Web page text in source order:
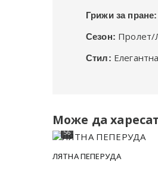
Грижи за пране:
Сезон: Пролет/
Стил:
Може да
54
56
ЛЯТНА ПЕПЕРУДА